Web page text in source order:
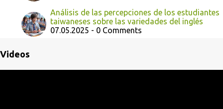
Análisis de las percepciones de los estudiantes
taiwaneses sobre las variedades del inglés
07.05.2025 - 0 Comments
Videos